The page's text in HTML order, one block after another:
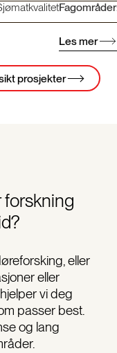
Les mer
prosjekter
forskning
eller
eller
vi deg
passer best.
og lang